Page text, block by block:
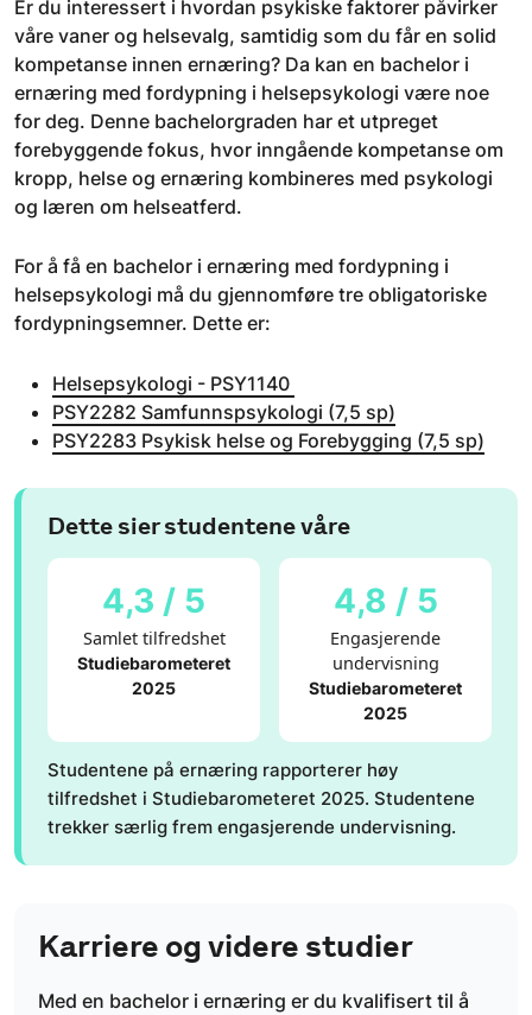
Er du interessert i hvordan psykiske faktorer påvirker
våre vaner og helsevalg, samtidig som du får en solid
kompetanse innen ernæring? Da kan en bachelor i
ernæring med fordypning i helsepsykologi være noe
for deg. Denne bachelorgraden har et utpreget
forebyggende fokus, hvor inngående kompetanse om
kropp, helse og ernæring kombineres med psykologi
og læren om helseatferd.
For å få en bachelor i ernæring med fordypning i
helsepsykologi må du gjennomføre tre obligatoriske
fordypningsemner. Dette er:
Helsepsykologi - PSY1140
PSY2282 Samfunnspsykologi (7,5 sp)
PSY2283 Psykisk helse og Forebygging (7,5 sp)
Dette sier studentene våre
4,3 / 5
Samlet tilfredshet
Studiebarometeret
2025
4,8 / 5
Engasjerende
undervisning
Studiebarometeret
2025
Studentene på ernæring rapporterer høy
tilfredshet i Studiebarometeret 2025. Studentene
trekker særlig frem engasjerende undervisning.
Karriere og videre studier
Med en bachelor i ernæring er du kvalifisert til å